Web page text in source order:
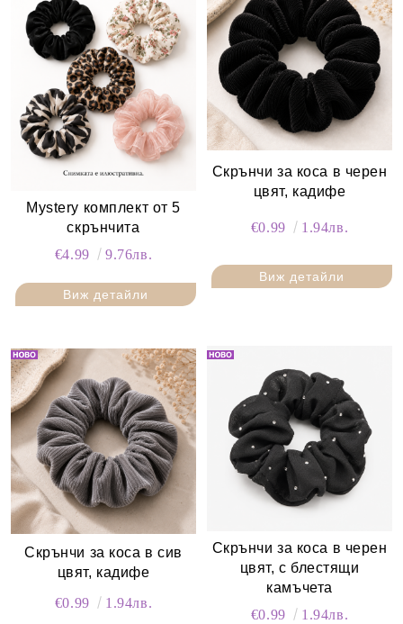
Mystery комплект от 5
скрънчита
€4.99
9.76лв.
Виж детайли
Скрънчи за коса в черен
цвят, кадифе
€0.99 1.94лв.
Виж детайли
Скрънчи за коса в сив
цвят, кадифе
€0.99 1.94лв.
Скрънчи за коса в черен
цвят, с блестящи
камъчета
€0.99
1.94лв.